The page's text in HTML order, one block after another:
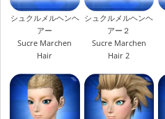
シュクルメルヘンヘ
アー
Sucre Marchen
Hair
シュクルメルヘンヘ
アー２
Sucre Marchen
Hair 2